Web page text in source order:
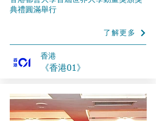
典禮圓滿舉行
了解更多
香港
《香港01》